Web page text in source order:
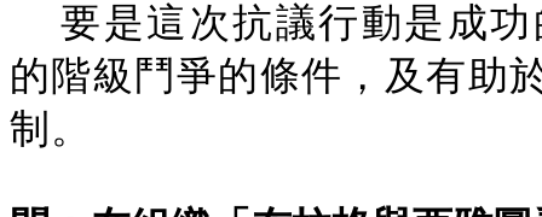
要是這次抗議行動是成
的階級鬥爭的條件，及有助
制。